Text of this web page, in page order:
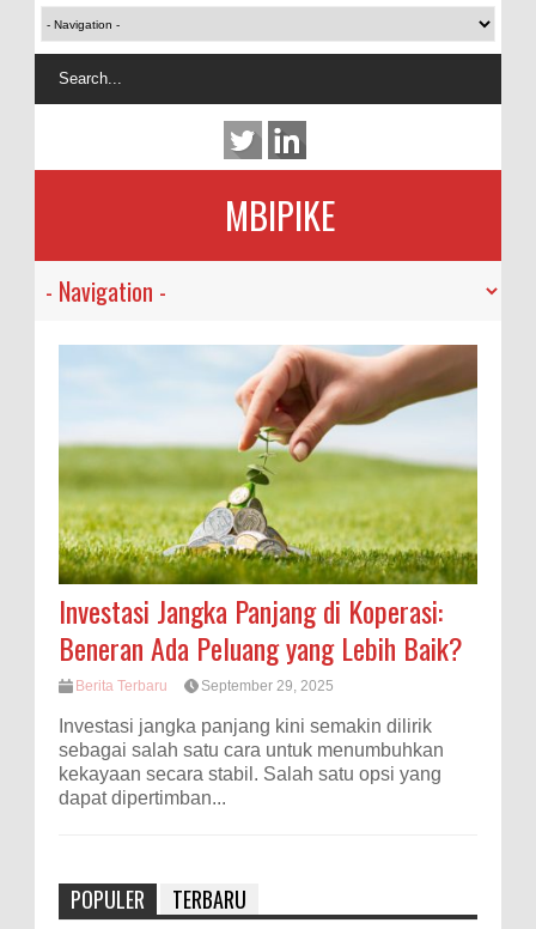
MBIPIKE
Investasi Jangka Panjang di Koperasi:
Beneran Ada Peluang yang Lebih Baik?
Berita Terbaru September 29, 2025
Investasi jangka panjang kini semakin dilirik
sebagai salah satu cara untuk menumbuhkan
kekayaan secara stabil. Salah satu opsi yang
dapat dipertimban...
POPULER TERBARU